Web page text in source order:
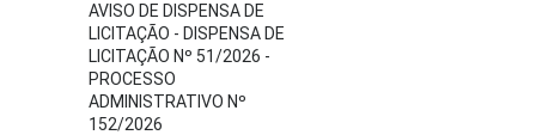
AVISO DE DISPENSA DE
LICITAÇÃO - DISPENSA DE
LICITAÇÃO Nº 51/2026 -
PROCESSO
ADMINISTRATIVO Nº
152/2026